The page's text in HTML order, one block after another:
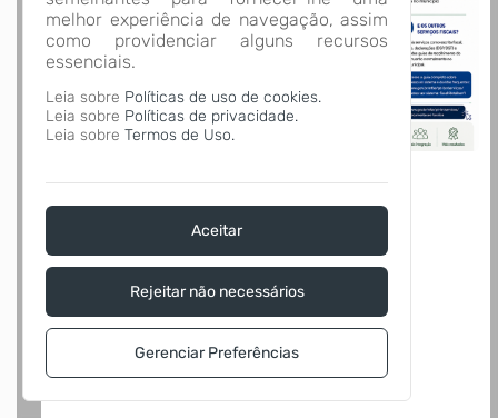
melhor experiência de navegação, assim
como providenciar alguns recursos
essenciais.
Leia sobre Políticas de uso de cookies.
Leia sobre Políticas de privacidade.
Leia sobre Termos de Uso.
Aceitar
Rejeitar não necessários
Gerenciar Preferências